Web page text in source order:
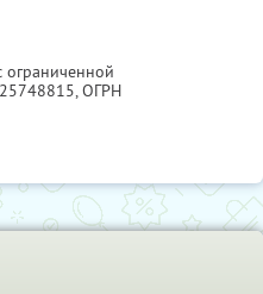
ограниченной
, ОГРН